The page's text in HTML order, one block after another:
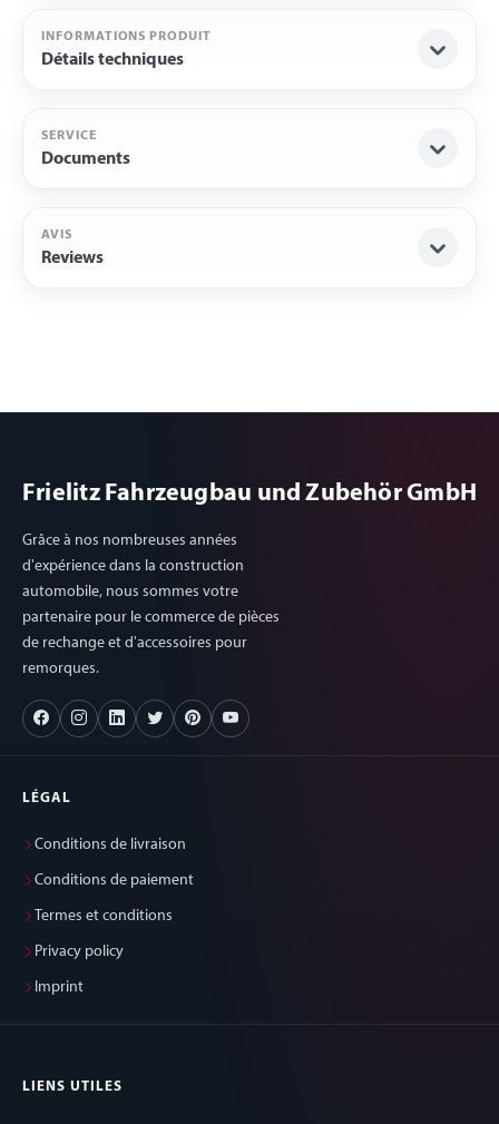
INFORMATIONS PRODUIT
Détails techniques
SERVICE
Documents
AVIS
Reviews
Frielitz Fahrzeugbau und Zubehör GmbH
Grâce à nos nombreuses années
d'expérience dans la construction
automobile, nous sommes votre
partenaire pour le commerce de pièces
de rechange et d'accessoires pour
remorques.
LÉGAL
Conditions de livraison
Conditions de paiement
Termes et conditions
Privacy policy
Imprint
LIENS UTILES